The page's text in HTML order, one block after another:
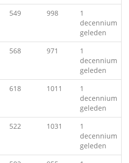
549 998
1
decennium
geleden
568 971
1
decennium
geleden
618 1011
1
decennium
geleden
522 1031
1
decennium
geleden